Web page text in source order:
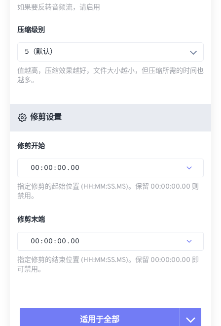
如果要反转音频流，请启用
压缩级别
5（默认）
值越高，压缩效果越好，文件大小越小，但压缩所需的时间也
越多。
修剪设置
修剪开始
00 : 00 : 00 . 00
指定修剪的起始位置 (HH:MM:SS.MS)。保留 00:00:00.00 则
禁用。
修剪末端
00 : 00 : 00 . 00
指定修剪的结束位置 (HH:MM:SS.MS)。保留 00:00:00.00 即
可禁用。
适用于全部